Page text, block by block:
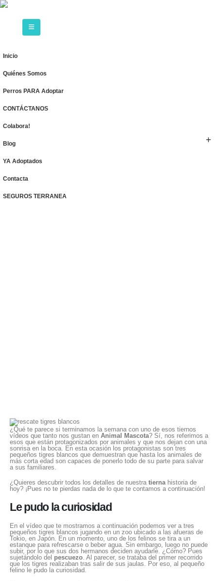
Inicio
Quiénes Somos
Perros PARA Adoptar
CONTÁCTANOS
Colabora!
Blog
YA Adoptados
Contacta
SEGUROS TERRANEA
¿Qué te parece si terminamos la semana con uno de esos tiernos
vídeos que tanto nos gustan en Animal Mascota? Sí, nos referimos a
esos que están protagonizados por animales y que nos dejan con una
sonrisa en la boca. En esta ocasión los protagonistas son tres
pequeños tigres blancos que demuestran que hasta los animales de
más corta edad son capaces de ponerlo todo de su parte para salvar
a sus familiares.
¿Quieres descubrir todos los detalles de nuestra tierna historia de
hoy? ¡Pues no te pierdas nada de lo que te contamos a continuación!
Le pudo la curiosidad
En el vídeo que te mostramos a continuación podemos ver a tres
pequeños tigres blancos jugando en un zoo ubicado a las afueras de
Tokio, en Japón. En un momento, uno de los felinos se tira a un
estanque para refrescarse o beber agua. Sin embargo, luego no puede
subir, por lo que sus dos hermanos deciden ayudarle. ¿Cómo? Pues
sujetándolo del pescuezo . Al parecer, se trataba del primer recorrido
que los tigres realizaban tras salir de sus jaulas. Por eso, al pequeño
felino le pudo la curiosidad.